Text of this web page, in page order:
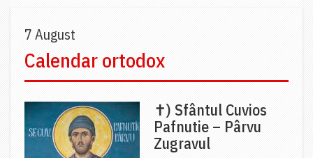
7 August
Calendar ortodox
✝) Sfântul Cuvios
Pafnutie – Pârvu
Zugravul